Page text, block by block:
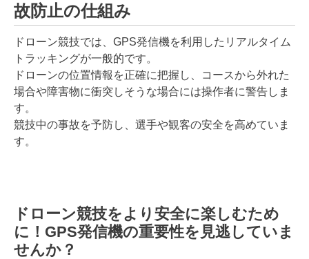
故防止の仕組み
ドローン競技では、GPS発信機を利用したリアルタイム
トラッキングが一般的です。
ドローンの位置情報を正確に把握し、コースから外れた
場合や障害物に衝突しそうな場合には操作者に警告しま
す。
競技中の事故を予防し、選手や観客の安全を高めていま
す。
ドローン競技をより安全に楽しむため
に！GPS発信機の重要性を見逃していま
せんか？